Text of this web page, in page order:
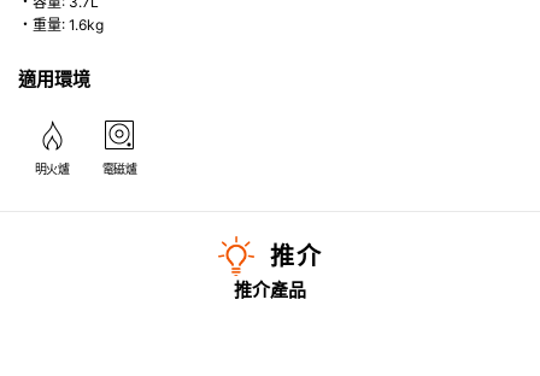
・重量: 1.6kg
適用環境
明火爐 電磁爐
推介
推介產品